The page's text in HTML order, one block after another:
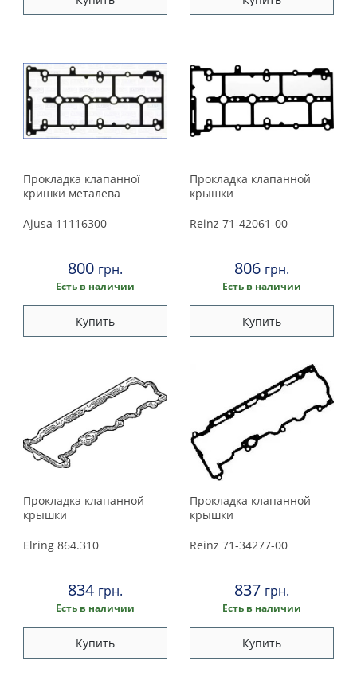
Прокладка клапанної
кришки металева
Ajusa 11116300
800 грн.
Есть в наличии
Купить
Прокладка клапанной
крышки
Reinz 71-42061-00
806 грн.
Есть в наличии
Купить
Прокладка клапанной
крышки
Elring 864.310
834 грн.
Есть в наличии
Купить
Прокладка клапанной
крышки
Reinz 71-34277-00
837 грн.
Есть в наличии
Купить